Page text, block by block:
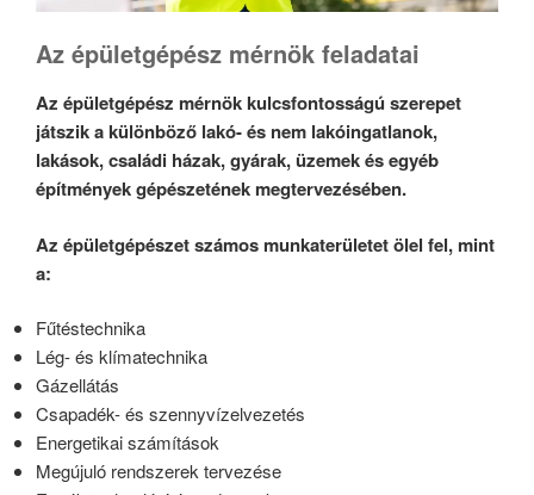
Az épületgépész mérnök feladatai
Az épületgépész mérnök kulcsfontosságú szerepet
játszik a különböző lakó- és nem lakóingatlanok,
lakások, családi házak, gyárak, üzemek és egyéb
építmények gépészetének megtervezésében.
Az épületgépészet számos munkaterületet ölel fel, mint
a:
Fűtéstechnika
Lég- és klímatechnika
Gázellátás
Csapadék- és szennyvízelvezetés
Energetikai számítások
Megújuló rendszerek tervezése